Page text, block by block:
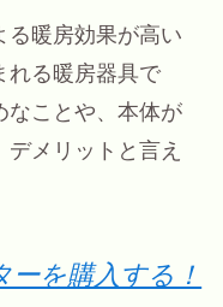
る暖房効果が高い
れる暖房器具で
なことや、本体が
メリットと言え
を購入する！